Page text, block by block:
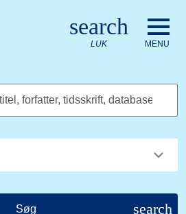
logo. Gå til Det Kongelige
search
LUK MENU
forfatter, tidsskrift, database
Søg search